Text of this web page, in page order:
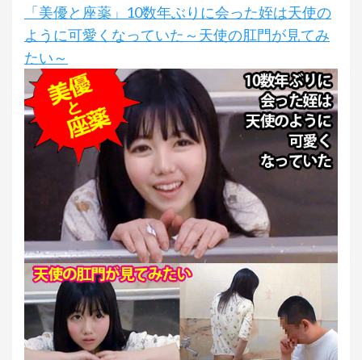
「美優と座薬」10数年ぶりに会った姪は天使の
ように可愛くなっていた～天使の肛門が見てみ
たい～